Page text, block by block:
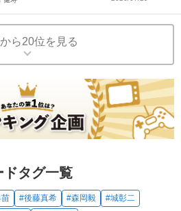
ら20位を見る
ドタグ一覧
#後藤真希 #森岡毅
#城彰二